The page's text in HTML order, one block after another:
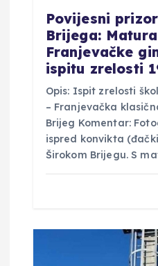
Povijesni
Brijega:
Franjevačke
ispitu zrelosti
Opis: Ispit zrelosti
– Franjevačka
Brijeg Komentar:
ispred konvikta
Širokom Brijegu. S